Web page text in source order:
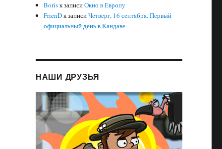
Юрия Потапенко.»
Borisк записиОкно в Европу
FrienDк записиЧетверг, 16 сентября. Первый
официальный день в Кандаве
НАШИ ДРУЗЬЯ